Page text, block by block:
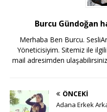
Burcu Gündoğan
Merhaba Ben Burcu.
Yöneticisiyim. Sitemiz ile
mail adresimden
ÖNCEKI
Adana Erkek